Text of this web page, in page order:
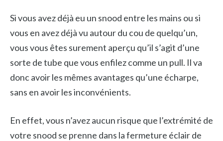
Si vous avez déjà eu un snood entre les mains ou si
vous en avez déjà vu autour du cou de quelqu’un,
vous vous êtes surement aperçu qu’il s’agit d’une
sorte de tube que vous enfilez comme un pull. Il va
donc avoir les mêmes avantages qu’une écharpe,
sans en avoir les inconvénients.
En effet, vous n’avez aucun risque que l’extrémité de
votre snood se prenne dans la fermeture éclair de